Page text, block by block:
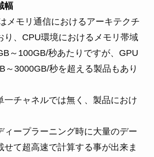
幅
メモリ通信におけるアーキテクチ
り、CPU環境におけるメモリ帯域
～100GB/秒あたりですが、GPU
～3000GB/秒を超える製品もあり
一チャネルでは無く、製品におけ
ィープラーニング時に大量のデー
せて超高速で計算する事が出来ま